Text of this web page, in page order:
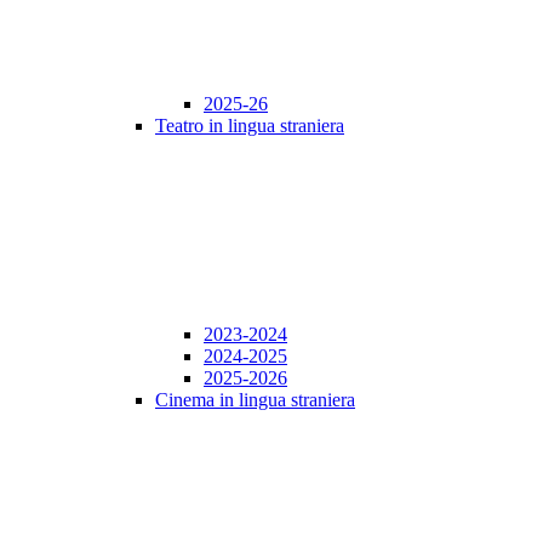
2025-26
Teatro in lingua straniera
2023-2024
2024-2025
2025-2026
Cinema in lingua straniera